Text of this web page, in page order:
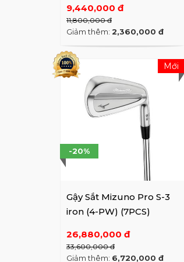
9,440,000 đ
11,800,000 đ
Giảm thêm: 2,360,000 đ
Gậy Sắt Mizuno Pro S-3
iron (4-PW) (7PCS)
26,880,000 đ
33,600,000 đ
-20%
Giảm thêm: 6,720,000 đ
Mới